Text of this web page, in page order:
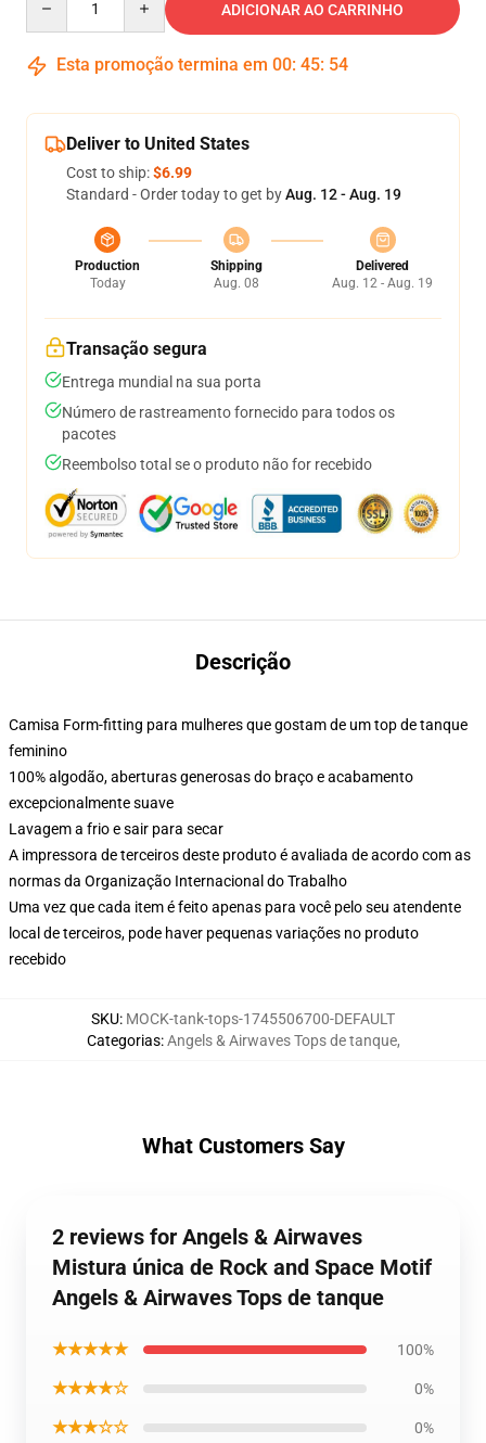
ADICIONAR AO CARRINHO
Esta promoção termina em 00: 45: 53
Deliver to United States
Cost to ship:$6.99
Standard - Order today to get byAug. 12 - Aug. 19
Production
Today
Shipping
Aug. 08
Delivered
Aug. 12 - Aug. 19
Transação segura
Entrega mundial na sua porta
Número de rastreamento fornecido para todos os
pacotes
Reembolso total se o produto não for recebido
Descrição
Camisa Form-fitting para mulheres que gostam de um top de tanque
feminino
100% algodão, aberturas generosas do braço e acabamento
excepcionalmente suave
Lavagem a frio e sair para secar
A impressora de terceiros deste produto é avaliada de acordo com as
normas da Organização Internacional do Trabalho
Uma vez que cada item é feito apenas para você pelo seu atendente
local de terceiros, pode haver pequenas variações no produto
recebido
SKU: MOCK-tank-tops-1745506700-DEFAULT
Categorias:Angels & Airwaves Tops de tanque,
What Customers Say
2 reviews for Angels & Airwaves
Mistura única de Rock and Space Motif
Angels & Airwaves Tops de tanque
★★★★★ 100%
★★★★☆ 0%
★★★☆☆ 0%